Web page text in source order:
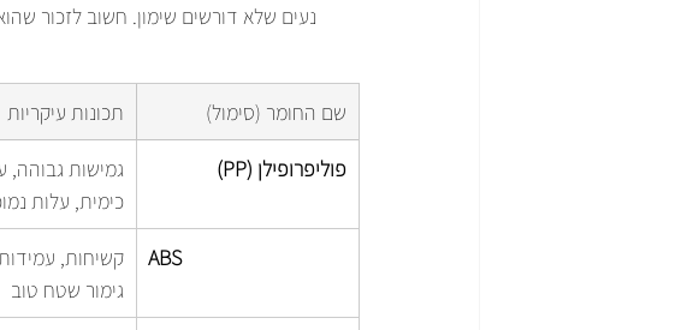
נעים שלא דורשים שימון. חשוב לזכור
שם החומר (סימול) תכונות עיקריות
פוליפרופילן (PP)
גמישות גבוהה,
כימית, עלות
ABS
קשיחות,
גימור שטח טוב